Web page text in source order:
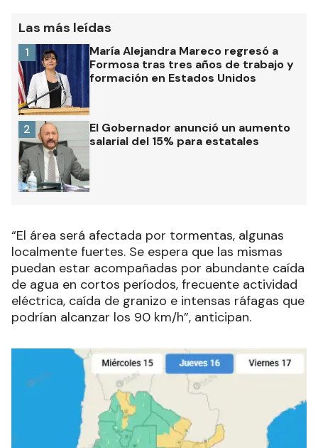
Las más leídas
María Alejandra Mareco regresó a
Formosa tras tres años de trabajo y
formación en Estados Unidos
1
El Gobernador anunció un aumento
salarial del 15% para estatales
2
“El área será afectada por tormentas, algunas
localmente fuertes. Se espera que las mismas
puedan estar acompañadas por abundante caída
de agua en cortos períodos, frecuente actividad
eléctrica, caída de granizo e intensas ráfagas que
podrían alcanzar los 90 km/h”, anticipan.